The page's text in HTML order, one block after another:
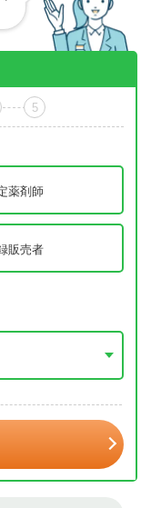
5
薬剤師
販売者